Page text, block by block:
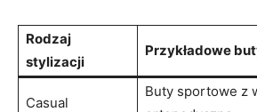
Rodzaj
stylizacji
Przykładowe
Casual
Buty sportowe z